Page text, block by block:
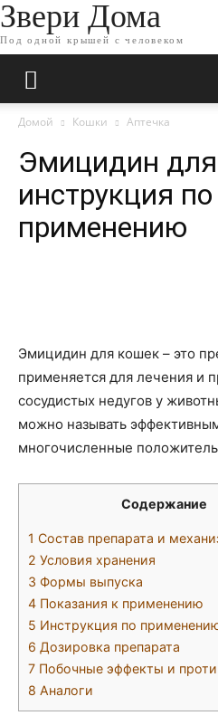
Звери Дома
Под одной крышей с человеком
Домой Кошки Аптечка
Эмицидин
инструкция по
применению
Эмицидин для кошек – это
применяется для лечения и
сосудистых недугов у
можно называть
многочисленные
Содержание
1 Состав препарата и
2 Условия хранения
3 Формы выпуска
4 Показания к применению
5 Инструкция по
6 Дозировка препарата
7 Побочные эффекты и
8 Аналоги